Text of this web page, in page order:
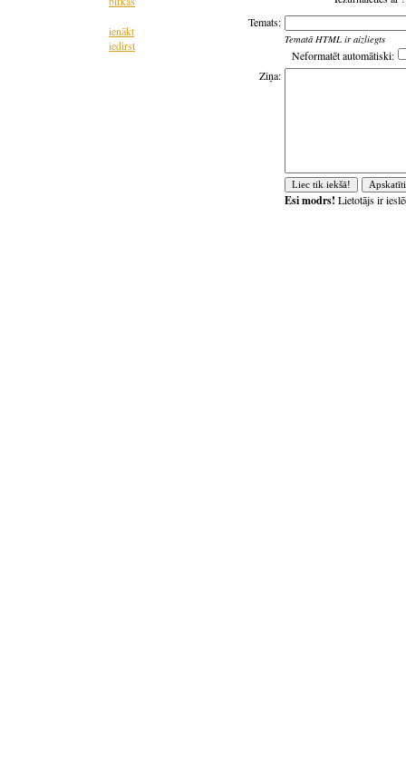
ienākt
iedirst
Temats:
Tematā HTML ir aizliegts
Neformatēt automātiski:
Ziņa:
Esi modrs! Lietotājs ir